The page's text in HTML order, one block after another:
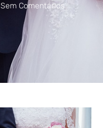
Sem Comentários